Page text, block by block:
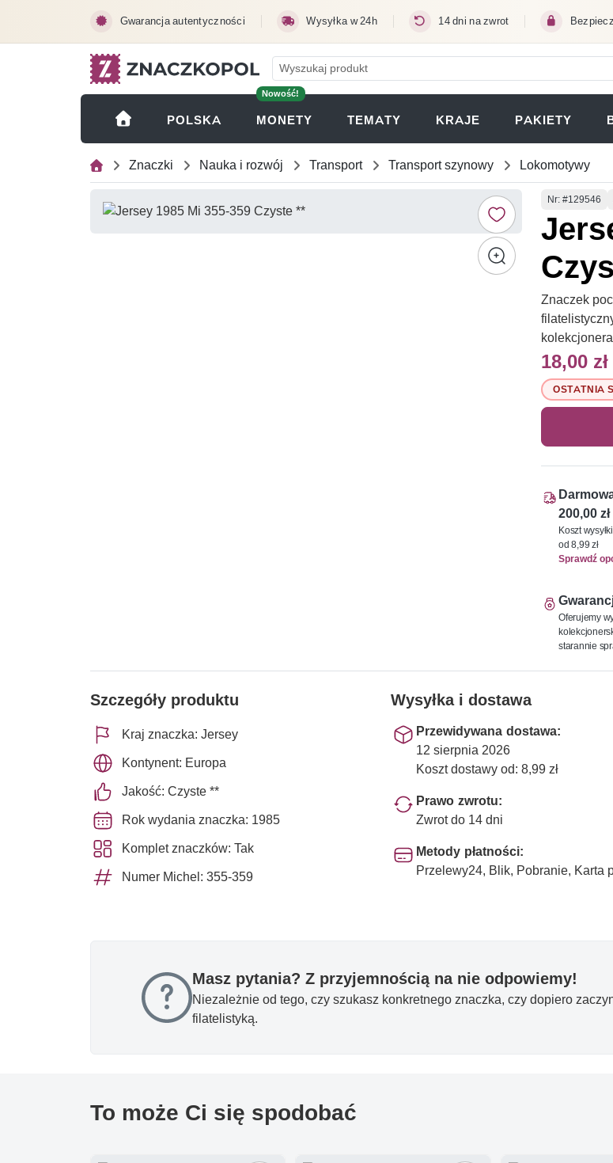
Gwarancja autentyczności Wysyłka w 24h 14 dni na zwrot
POLSKA
Nowość!
MONETY (OTWIERA SIĘ W NOWEJ KARCIE)
TEMATY KRAJE PAKIETY
Znaczki Nauka i rozwój Transport Transport szynowy Lokomotywy
Numer
Nr: #129546
Znaczek
kolekcjonera
18,00 zł
OSTATNIA
200,00
Koszt
od 8,99 zł
Sprawdź
Oferujemy
starannie
Szczegóły produktu
Kraj znaczka: Jersey
Kontynent: Europa
Jakość: Czyste **
Rok wydania znaczka: 1985
Komplet znaczków: Tak
Numer Michel: 355-359
Wysyłka i dostawa
Przewidywana dostawa:
12 sierpnia 2026
Koszt dostawy od: 8,99 zł
Prawo zwrotu:
Zwrot do 14 dni
Metody płatności:
Przelewy24, Blik, Pobranie, Karta
Masz pytania? Z przyjemnością na nie odpowiemy!
Niezależnie od tego, czy szukasz konkretnego znaczka, czy dopiero
filatelistyką.
To może Ci się spodobać